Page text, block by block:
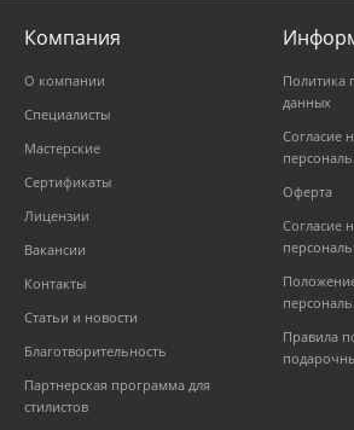
Компания
О компании
Специалисты
Мастерские
Сертификаты
Лицензии
Вакансии
Контакты
Статьи и новости
Благотворительность
Партнерская программа для
стилистов
Политика
данных
Согласие
Оферта
Согласие
Правила